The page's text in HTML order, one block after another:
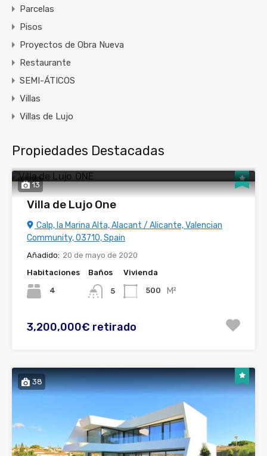
Parcelas
Pisos
Proyectos de Obra Nueva
Restaurante
SEMI-ÁTICOS
Villas
Villas de Lujo
Propiedades Destacadas
13
Villa de Lujo One
Calp, la Marina Alta, Alacant / Alicante, Valencian
Community, 03710, Spain
Añadido: 20 de mayo de 2020
Habitaciones
4
Baños
5
Vivienda
500 M²
3,200,000€ retirado
38